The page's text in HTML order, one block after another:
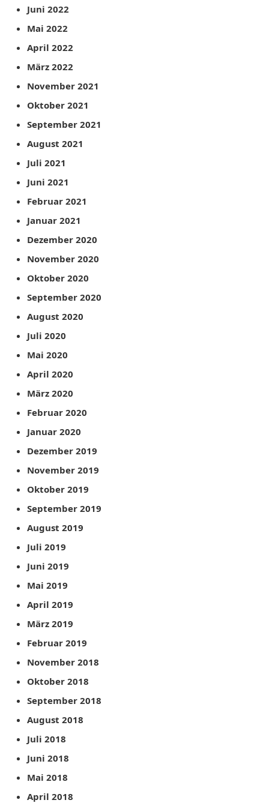
Juni 2022
Mai 2022
April 2022
März 2022
November 2021
Oktober 2021
September 2021
August 2021
Juli 2021
Juni 2021
Februar 2021
Januar 2021
Dezember 2020
November 2020
Oktober 2020
September 2020
August 2020
Juli 2020
Mai 2020
April 2020
März 2020
Februar 2020
Januar 2020
Dezember 2019
November 2019
Oktober 2019
September 2019
August 2019
Juli 2019
Juni 2019
Mai 2019
April 2019
März 2019
Februar 2019
November 2018
Oktober 2018
September 2018
August 2018
Juli 2018
Juni 2018
Mai 2018
April 2018